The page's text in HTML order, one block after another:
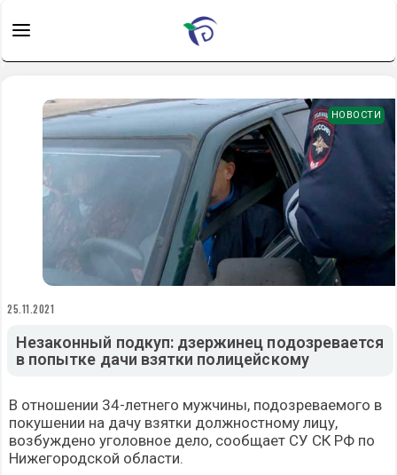
НОВОСТИ
25.11.2021
Незаконный подкуп: дзержинец подозревается
в попытке дачи взятки полицейскому
В отношении 34-летнего мужчины, подозреваемого в
покушении на дачу взятки должностному лицу,
возбуждено уголовное дело, сообщает СУ СК РФ по
Нижегородской области.